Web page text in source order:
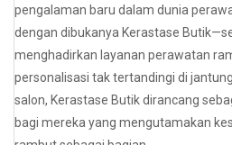
pengalaman baru dalam dunia
dengan dibukanya Kerastase
menghadirkan layanan perawatan
personalisasi tak tertandingi di
salon, Kerastase Butik dirancang
bagi mereka yang mengutamakan